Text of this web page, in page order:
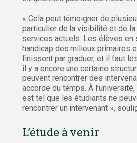
« Cela peut témoigner de
particulier de la visibilité et de
services actuels. Les élèves en
handicap des milieux primaires
finissent par graduer, et il faut
il y a encore une certaine
peuvent rencontrer des
accorde du temps. À
est tel que les étudiants ne
rencontrer un intervenant »,
L’étude à venir